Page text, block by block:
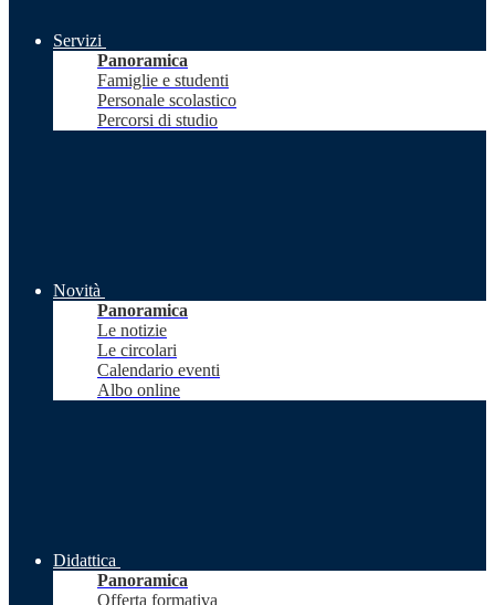
Servizi
Panoramica
Famiglie e studenti
Personale scolastico
Percorsi di studio
Novità
Panoramica
Le notizie
Le circolari
Calendario eventi
Albo online
Didattica
Panoramica
Offerta formativa